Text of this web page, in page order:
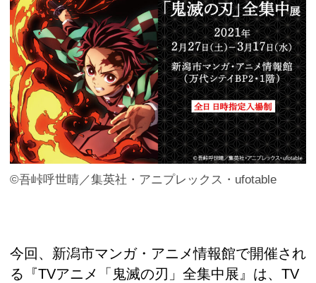
©吾峠呼世晴／集英社・アニプレックス・ufotable
今回、新潟市マンガ・アニメ情報館で開催され
る『TVアニメ「鬼滅の刃」全集中展』は、TV